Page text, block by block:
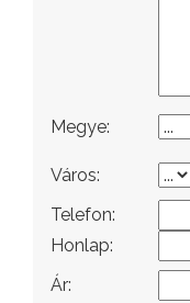
Megye:
Város:
Telefon:
Honlap:
Ár: